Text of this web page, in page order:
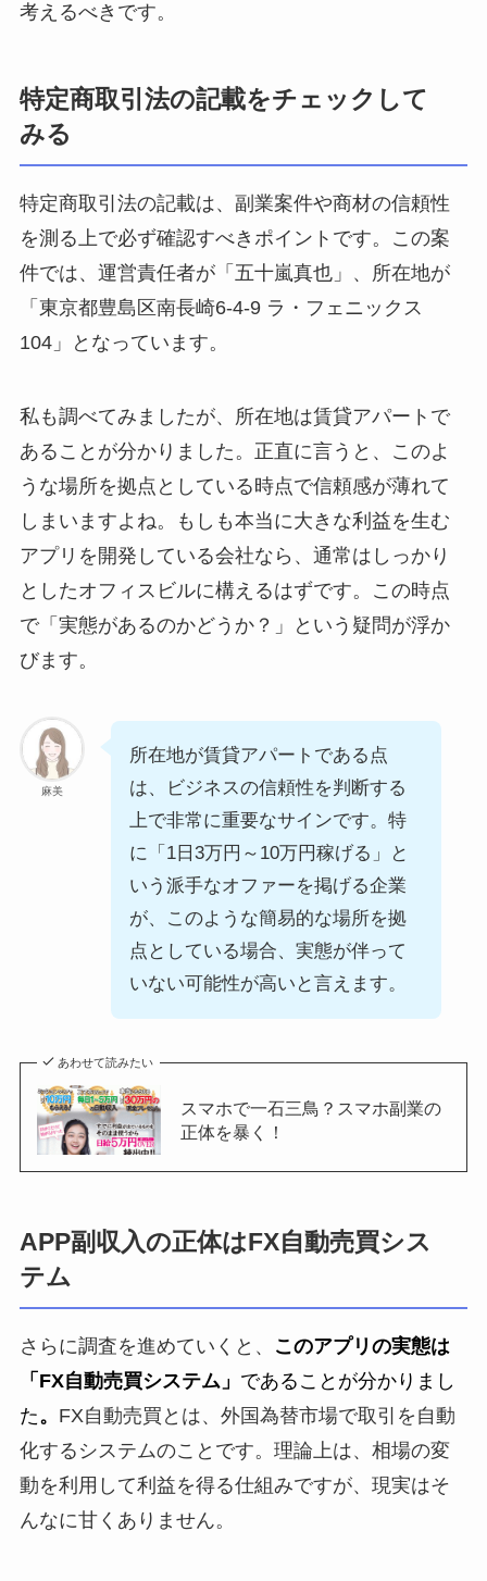
考えるべきです。
特定商取引法の記載をチェックして
みる
特定商取引法の記載は、副業案件や商材の信頼性
を測る上で必ず確認すべきポイントです。この案
件では、運営責任者が「五十嵐真也」、所在地が
「東京都豊島区南長崎6-4-9 ラ・フェニックス
104」となっています。
私も調べてみましたが、所在地は賃貸アパートで
あることが分かりました。正直に言うと、このよ
うな場所を拠点としている時点で信頼感が薄れて
しまいますよね。もしも本当に大きな利益を生む
アプリを開発している会社なら、通常はしっかり
としたオフィスビルに構えるはずです。この時点
で「実態があるのかどうか？」という疑問が浮か
びます。
麻美
所在地が賃貸アパートである点
は、ビジネスの信頼性を判断する
上で非常に重要なサインです。特
に「1日3万円～10万円稼げる」と
いう派手なオファーを掲げる企業
が、このような簡易的な場所を拠
点としている場合、実態が伴って
いない可能性が高いと言えます。
あわせて読みたい
スマホで一石三鳥？スマホ副業の
正体を暴く！
APP副収入の正体はFX自動売買シス
テム
さらに調査を進めていくと、
このアプリの実態は
「FX自動売買システム」 であることが分かりまし
た。 FX自動売買とは、外国為替市場で取引を自動
化するシステムのことです。理論上は、相場の変
動を利用して利益を得る仕組みですが、現実はそ
んなに甘くありません。